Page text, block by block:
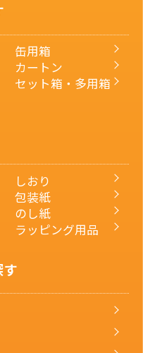
缶用箱
カートン
セット箱・多用箱
しおり
包装紙
のし紙
ラッピング用品
す